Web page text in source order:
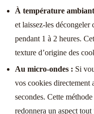
À température
et laissez-les décongeler
pendant 1 à 2 heures.
texture d’origine des
Au micro-ondes : Si
vos cookies directement
secondes. Cette
redonnera un aspect tout